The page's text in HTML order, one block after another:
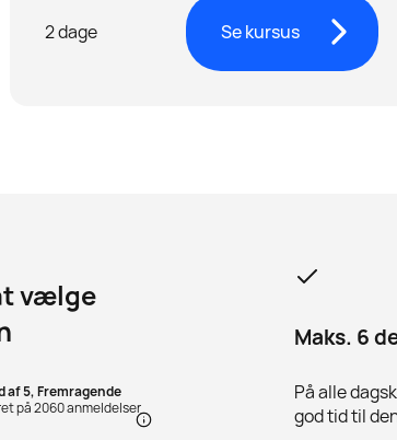
2 dage
Se kursus
vælge
af 5, Fremragende
på 2060 anmeldelser
Maks. 6
På alle
god tid til